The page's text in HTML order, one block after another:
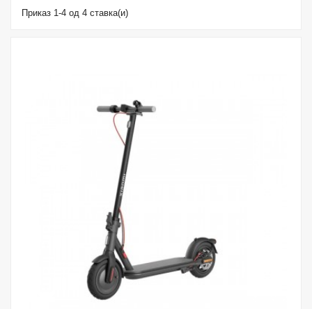
Приказ 1-4 од 4 ставка(и)